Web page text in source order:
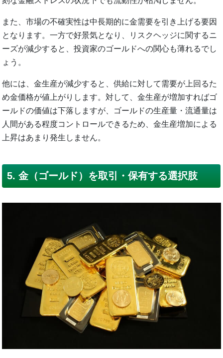
また、市場の不確実性は中長期的に金需要を引き上げる要因
となります。一方で好景気となり、リスクヘッジに関するニ
ーズが減少すると、投資家のゴールドへの関心も薄れるでし
ょう。
他には、金生産が減少すると、供給に対して需要が上回るた
め金価格が値上がりします。対して、金生産が増加すればゴ
ールドの価値は下落しますが、ゴールドの生産量・流通量は
人間がある程度コントロールできるため、金生産増加による
上昇はあまり発生しません。
5. 金（ゴールド）を取引・保有する選択肢